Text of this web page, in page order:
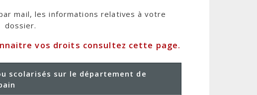
mail, les informations relatives à votre
dossier.
vos droits consultez cette page.
scolarisés sur le département de